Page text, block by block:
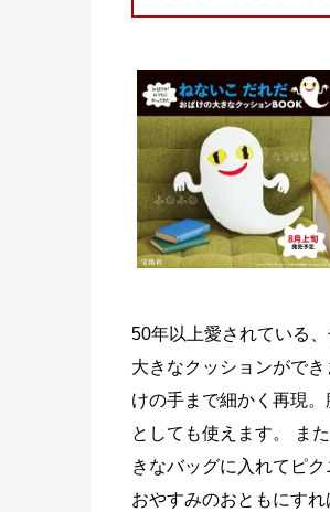
50年以上愛されている
大きなクッションがで
けの手まで細かく再現
としても使えます。 ま
きなバッグに入れてピ
おやすみのおともにす